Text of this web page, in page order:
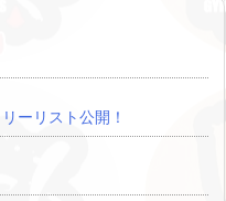
ーリスト公開！